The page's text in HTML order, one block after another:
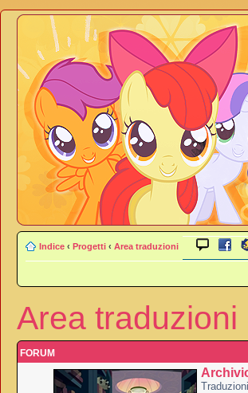
Indice ‹ Progetti ‹ Area traduzioni
Area traduzioni
FORUM